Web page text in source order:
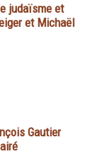
judaïsme et
et Michaël
Gautier